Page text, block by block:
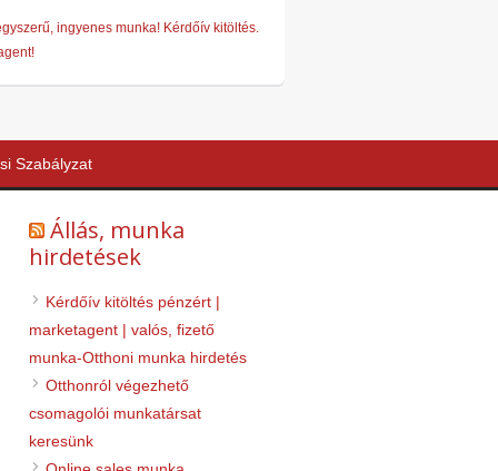
ingyenes munka! Kérdőív kitöltés.
Szabályzat
Állás, munka
hirdetések
Kérdőív kitöltés pénzért |
marketagent | valós, fizető
munka-Otthoni munka hirdetés
Otthonról végezhető
csomagolói munkatársat
keresünk